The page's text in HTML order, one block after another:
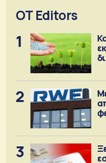
OT Editors
1
2
3